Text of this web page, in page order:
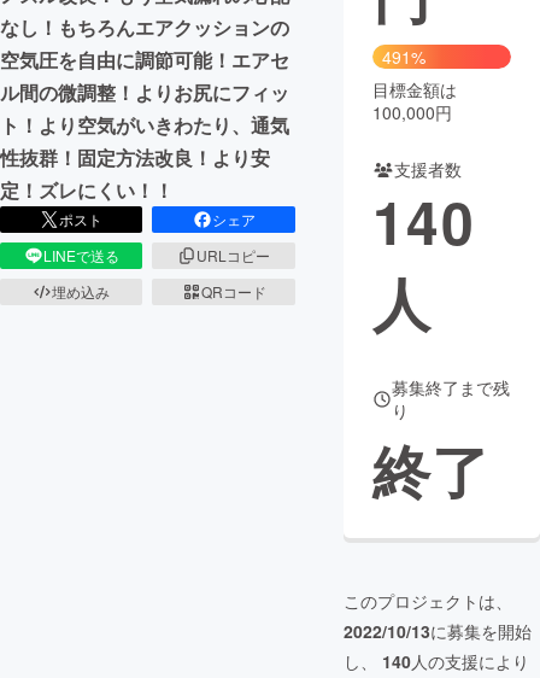
まちづくり・地域活性化
CAMPFIRE for Social Good
CAMPFIRE Creation
CAMPFIREふるさと納税machi-ya コミュニティ
なし！もちろんエアクッションの
空気圧を自由に調節可能！エアセ
ル間の微調整！よりお尻にフィッ
ト！より空気がいきわたり、通気
性抜群！固定方法改良！より安
定！ズレにくい！！
ポスト
シェア
LINEで送る
URLコピー
埋め込み
QRコード
491%
目標金額は
100,000円
支援者数
140
人
募集終了まで残
り
終了
このプロジェクトは、
2022/10/13に募集を開始
し、 140人の支援により